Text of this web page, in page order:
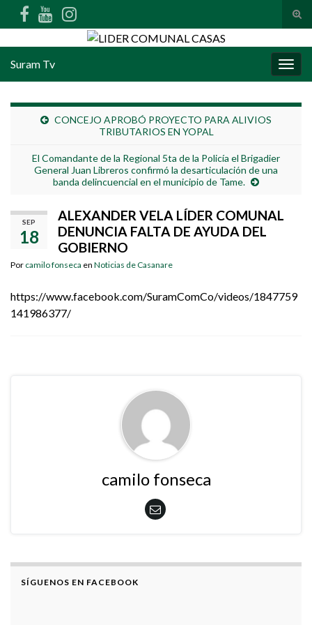
Search for:
Suram Tv
CONCEJO APROBÓ PROYECTO PARA ALIVIOS
TRIBUTARIOS EN YOPAL
El Comandante de la Regional 5ta de la Policía el Brigadier
General Juan Libreros confirmó la desarticulación de una
banda delincuencial en el municipio de Tame.
SEP
18
ALEXANDER VELA LÍDER COMUNAL
DENUNCIA FALTA DE AYUDA DEL
GOBIERNO
Por camilo fonseca en Noticias de Casanare
https://www.facebook.com/SuramComCo/videos/1847759
141986377/
camilo fonseca
SÍGUENOS EN FACEBOOK